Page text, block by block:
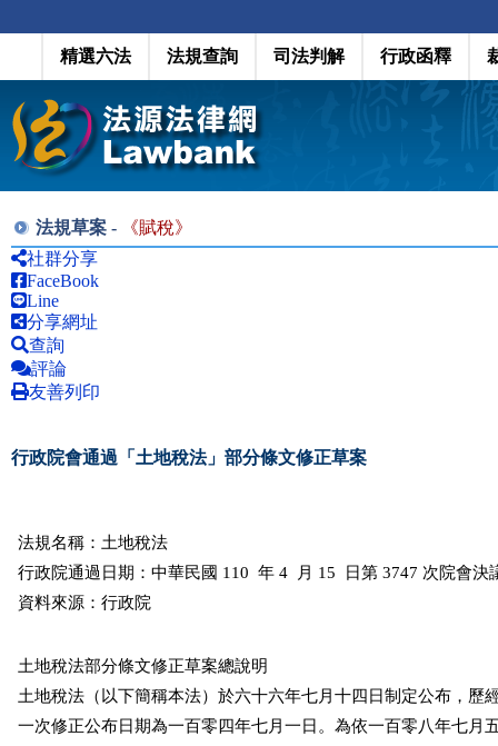
精選六法 法規查詢 司法判解 行政函釋
法規草案 - 《賦稅》
社群分享
FaceBook
Line
分享網址
查詢
評論
友善列印
行政院會通過「土地稅法」部分條文修正草案
法規名稱：土地稅法
行政院通過日期：中華民國 110  年 4  月 15  日第 3747 次院會決
資料來源：行政院
土地稅法部分條文修正草案總說明
土地稅法（以下簡稱本法）於六十六年七月十四日制定公布，歷
一次修正公布日期為一百零四年七月一日。為依一百零八年七月